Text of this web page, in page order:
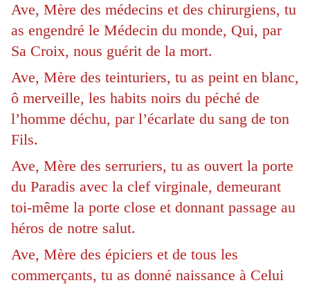
Ave, Mère des médecins et des chirurgiens, tu
as engendré le Médecin du monde, Qui, par
Sa Croix, nous guérit de la mort.
Ave, Mère des teinturiers, tu as peint en blanc,
ô merveille, les habits noirs du péché de
l’homme déchu, par l’écarlate du sang de ton
Fils.
Ave, Mère des serruriers, tu as ouvert la porte
du Paradis avec la clef virginale, demeurant
toi-même la porte close et donnant passage au
héros de notre salut.
Ave, Mère des épiciers et de tous les
commerçants, tu as donné naissance à Celui